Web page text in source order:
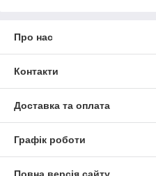
Про нас
Контакти
Доставка та оплата
Графік роботи
Повна версія сайту